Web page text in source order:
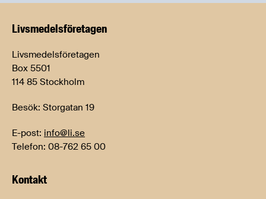
Livsmedels­företagen
Livsmedelsföretagen
Box 5501
114 85 Stockholm
Besök: Storgatan 19
E-post: info@li.se
Telefon: 08-762 65 00
Kontakt